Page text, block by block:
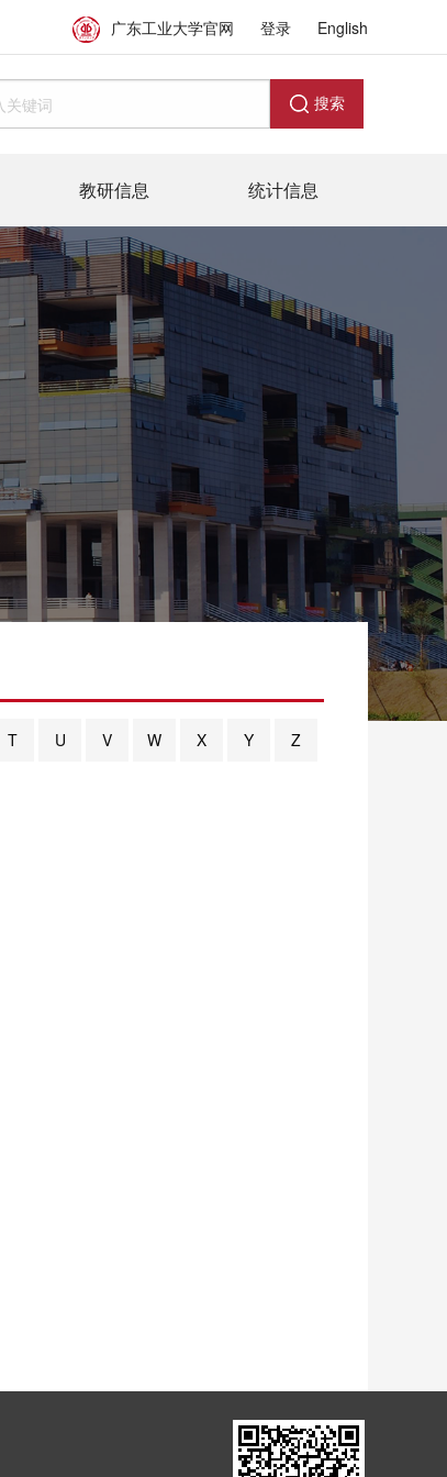
广东工业大学官网 登录 English
搜索
教研信息 统计信息
T U V W X Y Z